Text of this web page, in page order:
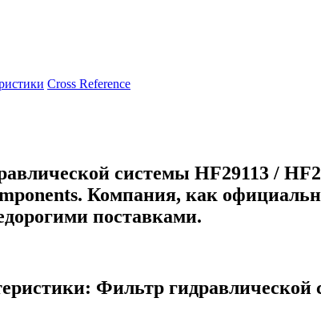
Сross Reference
системы HF29113 /
Компания, как
поставками.
Фильтр